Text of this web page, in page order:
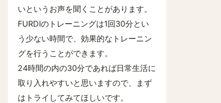
いというお声を聞くことがあります。
FURDIのトレーニングは1回30分とい
う少ない時間で、効果的なトレーニン
グを行うことができます。
24時間の内の30分であれば日常生活に
取り入れやすいと思いますので、まず
はトライしてみてほしいです。